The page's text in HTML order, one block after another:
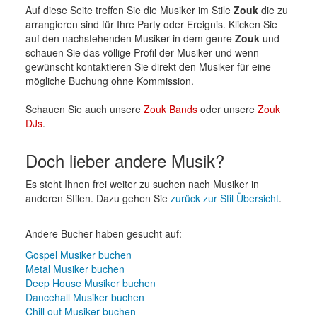
Auf diese Seite treffen Sie die Musiker im Stile Zoukdie zu
arrangieren sind für Ihre Party oder Ereignis. Klicken Sie
auf den nachstehenden Musiker in dem genre Zoukund
schauen Sie das völlige Profil der Musiker und wenn
gewünscht kontaktieren Sie direkt den Musiker für eine
mögliche Buchung ohne Kommission.
Schauen Sie auch unsere Zouk Bandsoder unsere Zouk
DJs.
Doch lieber andere Musik?
Es steht Ihnen frei weiter zu suchen nach Musiker in
anderen Stilen. Dazu gehen Sie zurück zur Stil Übersicht.
Andere Bucher haben gesucht auf:
Gospel Musiker buchen
Metal Musiker buchen
Deep House Musiker buchen
Dancehall Musiker buchen
Chill out Musiker buchen